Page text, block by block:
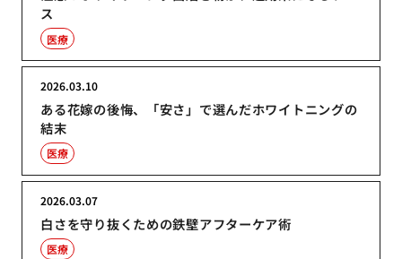
ス
医療
ある花嫁の後悔、「安さ」で選んだホワイトニングの
結末
2026.03.10
医療
白さを守り抜くための鉄壁アフターケア術
2026.03.07
医療